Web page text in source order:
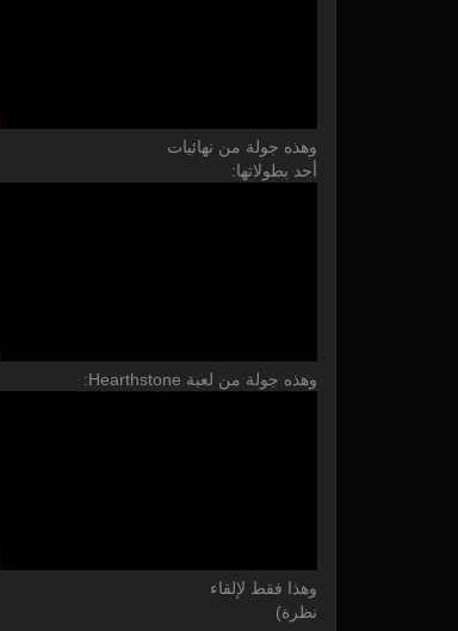
وهذه جولة من نهائيات
أحد بطولاتها:
وهذه جولة من لعبة Hearthstone:
وهذا فقط لإلقاء
نظرة)